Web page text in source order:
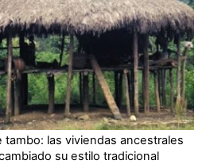
tambo: las viviendas ancestrales
su estilo tradicional